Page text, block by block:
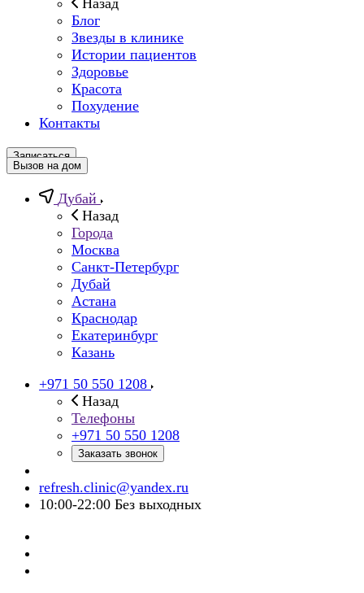
Назад
Блог
Звезды в клинике
Истории пациентов
Здоровье
Красота
Похудение
Контакты
Записаться
Вызов на дом
Дубай
Назад
Города
Москва
Санкт-Петербург
Дубай
Астана
Краснодар
Екатеринбург
Казань
+971 50 550 1208
Назад
Телефоны
+971 50 550 1208
Заказать звонок
refresh.clinic@yandex.ru
10:00-22:00 Без выходных